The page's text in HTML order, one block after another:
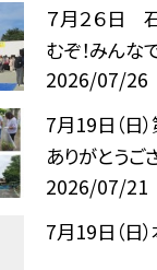
７月２６日
むぞ！みんな
2026/07/26
7月19日（日
ありがとうご
2026/07/21
7月19日（日